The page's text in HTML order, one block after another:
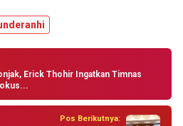
Erick Thohir Ingatkan Timnas
Pos Berikutnya: